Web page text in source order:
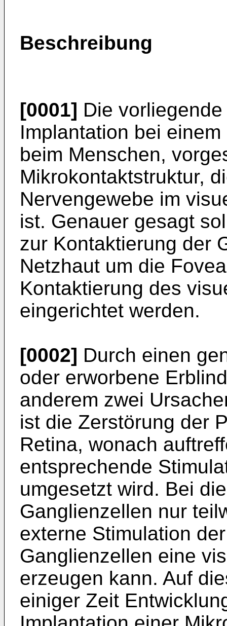
Beschreibung
[0001] Die
Implantation bei
beim Menschen,
Mikrokontaktstruktur,
Nervengewebe im
ist. Genauer gesagt
zur Kontaktierung der
Netzhaut um die
Kontaktierung des
eingerichtet werden.
[0002] Durch einen
oder erworbene
anderem zwei
ist die Zerstörung der
Retina, wonach
entsprechende
umgesetzt wird. Bei
Ganglienzellen nur
externe Stimulation
Ganglienzellen eine
erzeugen kann. Auf
einiger Zeit